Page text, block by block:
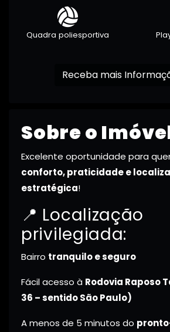
Quadra poliesportiva
Receba mais
Sobre o
Excelente oportunidade para
conforto, praticidade e
estratégica!
📍 Localização
privilegiada:
Bairro tranquilo e seguro
Fácil acesso à Rodovia Raposo
36 – sentido São Paulo)
A menos de 5 minutos do